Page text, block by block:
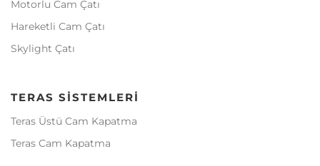
Motorlu Cam Çatı
Hareketli Cam Çatı
Skylight Çatı
TERAS SISTEMLERI
Teras Üstü Cam Kapatma
Teras Cam Kapatma